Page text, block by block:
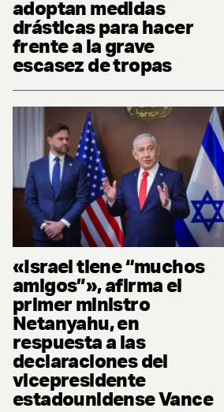
adoptan medidas
drásticas para hacer
frente a la grave
escasez de tropas
«Israel tiene “muchos
amigos”», afirma el
primer ministro
Netanyahu, en
respuesta a las
declaraciones del
vicepresidente
estadounidense Vance